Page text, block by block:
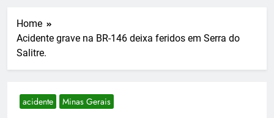
Primeiro Do
Home
Acidente grave na BR-146 deixa feridos em Serra do
Salitre.
acidente Minas Gerais